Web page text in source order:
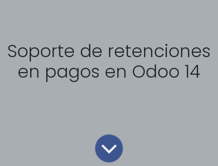
Soporte de retenciones
en pagos en Odoo 14